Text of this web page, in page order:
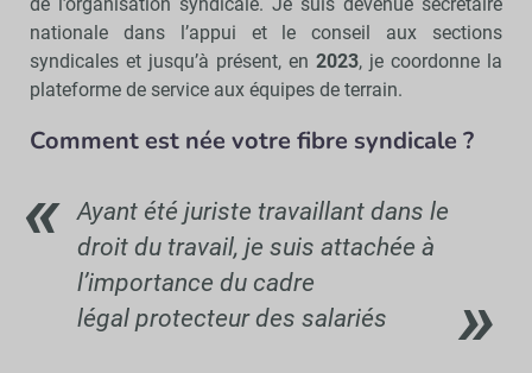
nationale dans l’appui et le conseil aux sections
syndicales et jusqu’à présent, en 2023, je coordonne la
plateforme de service aux équipes de terrain.
Comment est née votre fibre syndicale ?
Ayant été juriste travaillant dans le
droit du travail, je suis attachée à
l’importance du cadre
légal protecteur des salariés